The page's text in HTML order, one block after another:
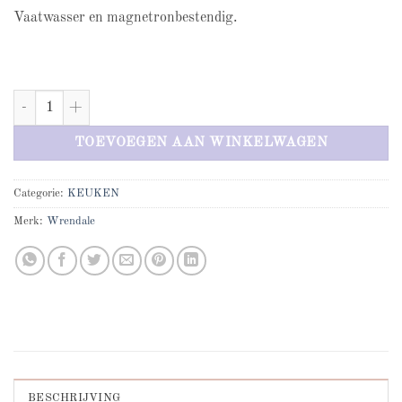
Vaatwasser en magnetronbestendig.
Dad Large Stag mug aantal
TOEVOEGEN AAN WINKELWAGEN
Categorie: KEUKEN
Merk: Wrendale
BESCHRIJVING